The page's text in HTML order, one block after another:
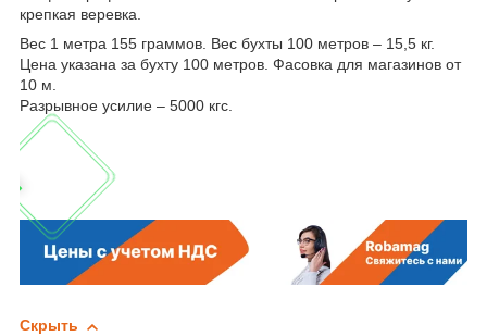
крепкая веревка.
Вес 1 метра 155 граммов. Вес бухты 100 метров – 15,5 кг.
Цена указана за бухту 100 метров. Фасовка для магазинов от
10 м.
Разрывное усилие – 5000 кгс.
Скрыть